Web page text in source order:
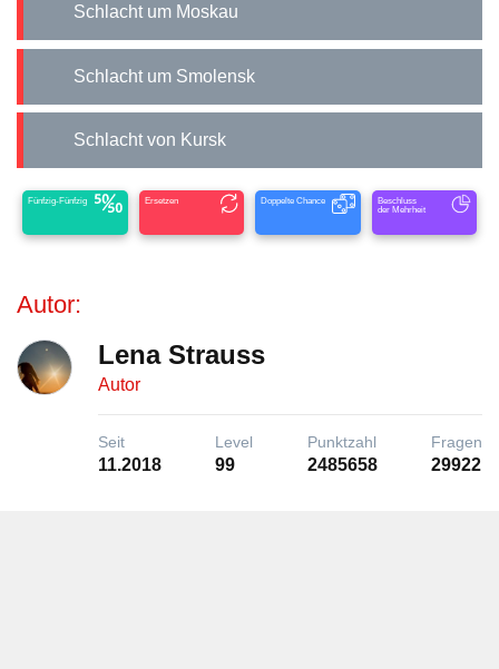
Schlacht um Moskau
Schlacht um Smolensk
Schlacht von Kursk
Fünfzig-Fünfzig Ersetzen Doppelte Chance
Beschluss
der Mehrheit
Autor:
Lena Strauss
Autor
Seit
11.2018
Level
99
Punktzahl
2485658
Fragen
29922